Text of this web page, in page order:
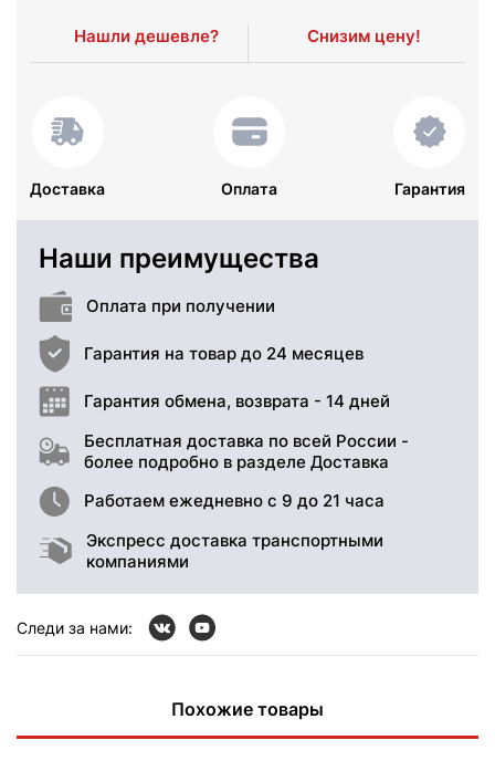
Нашли дешевле? Снизим цену!
Доставка Оплата Гарантия
Наши преимущества
Оплата при получении
Гарантия на товар до 24 месяцев
Гарантия обмена, возврата - 14 дней
Бесплатная доставка по всей России -
более подробно в разделе Доставка
Работаем ежедневно с 9 до 21 часа
Экспресс доставка транспортными
компаниями
Следи за нами:
Похожие товары